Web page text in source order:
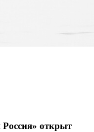
открыт